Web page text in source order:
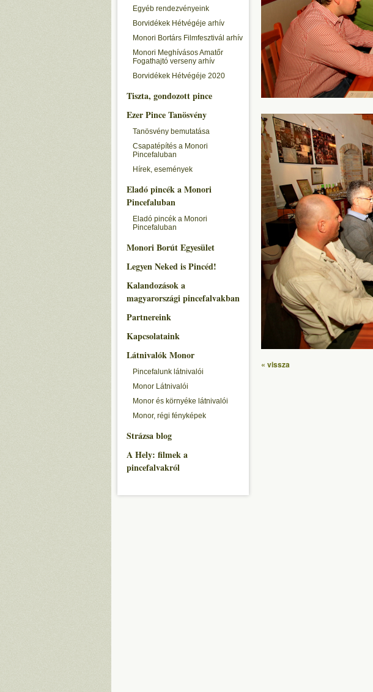
Egyéb rendezvényeink
Borvidékek Hétvégéje arhív
Monori Bortárs Filmfesztivál arhív
Monori Meghívásos Amatőr
Fogathajtó verseny arhív
Borvidékek Hétvégéje 2020
Tiszta, gondozott pince
Ezer Pince Tanösvény
Tanösvény bemutatása
Csapatépítés a Monori
Pincefaluban
Hírek, események
Eladó pincék a Monori
Pincefaluban
Eladó pincék a Monori
Pincefaluban
Monori Borút Egyesület
Legyen Neked is Pincéd!
Kalandozások a
magyarországi pincefalvakban
Partnereink
Kapcsolataink
Látnivalók Monor
Pincefalunk látnivalói
Monor Látnivalói
Monor és környéke látnivalói
Monor, régi fényképek
Strázsa blog
A Hely: filmek a
pincefalvakról
« vissza